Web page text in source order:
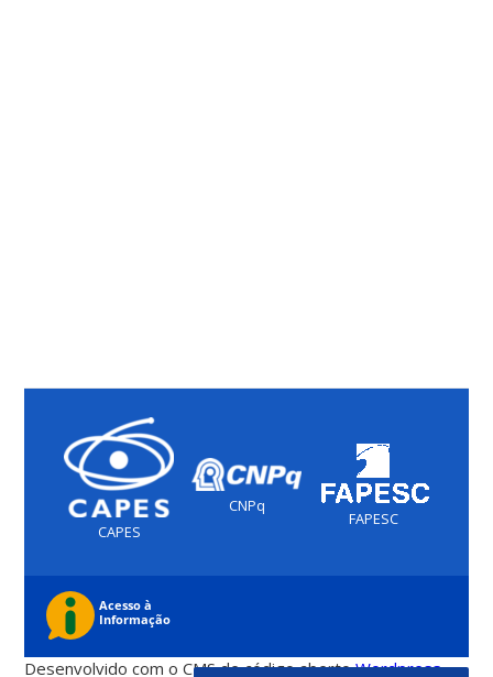
CAPES
CNPq
FAPESC
Desenvolvido com o CMS de código abertoWordpress